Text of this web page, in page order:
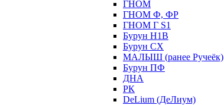
ГНОМ
ГНОМ Ф, ФР
ГНОМ Г S1
Бурун Н1В
Бурун СХ
МАЛЫШ (ранее Ручеёк)
Бурун ПФ
ДНА
РК
DeLium (ДеЛиум)